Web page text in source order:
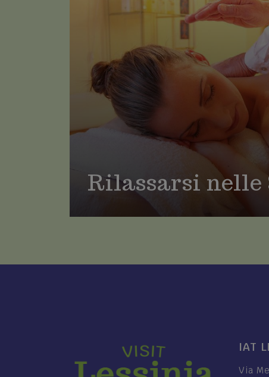
Mari, monti, laghi e città d'arte
Esplora il Veneto
LA PRIMA REGIONE TURISTICA IN
Trekking
Mountain
Lessinia
A cavallo
Lo sci
Palestre
Rilassarsi nelle
IAT
Via